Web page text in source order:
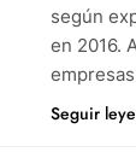
según
en 2016.
Seguir